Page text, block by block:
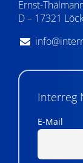
Ernst-
D – 17321
Interreg
E-Mail